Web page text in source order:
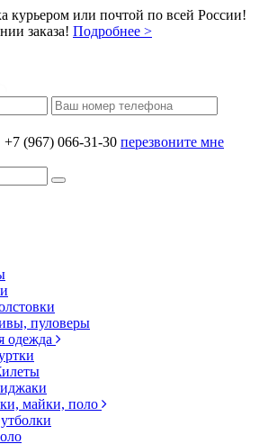
курьером или почтой по всей России!
заказа! Подробнее >
+7 (967) 066-31-30 перезвоните мне
пуловеры
одежда
майки, поло